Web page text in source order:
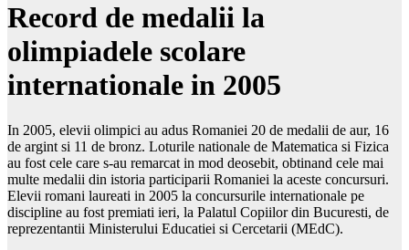
Record de medalii la
olimpiadele scolare
internationale in 2005
In 2005, elevii olimpici au adus Romaniei 20 de medalii de aur, 16
de argint si 11 de bronz. Loturile nationale de Matematica si Fizica
au fost cele care s-au remarcat in mod deosebit, obtinand cele mai
multe medalii din istoria participarii Romaniei la aceste concursuri.
Elevii romani laureati in 2005 la concursurile internationale pe
discipline au fost premiati ieri, la Palatul Copiilor din Bucuresti, de
reprezentantii Ministerului Educatiei si Cercetarii (MEdC).